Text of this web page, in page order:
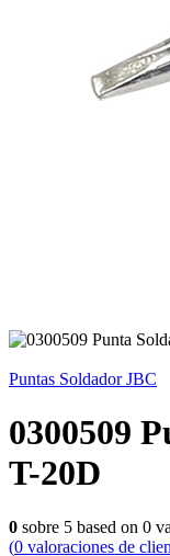
Puntas Soldador JBC
0300509
T-20D
0 sobre 5 based on 0
(0 valoraciones de